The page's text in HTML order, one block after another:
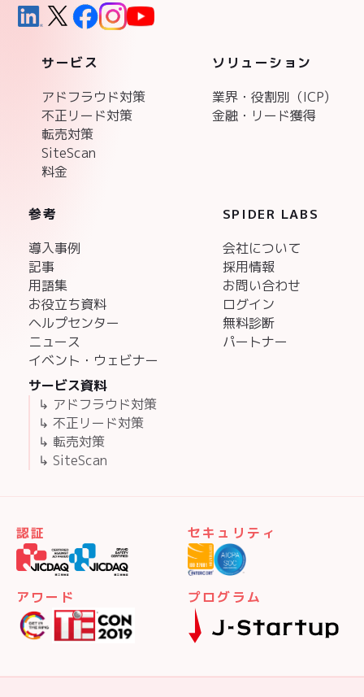
サービス
アドフラウド対策
不正リード対策
転売対策
SiteScan
料金
ソリューション
業界・役割別（ICP)
金融・リード獲得
参考
導入事例
記事
用語集
お役立ち資料
ヘルプセンター
ニュース
イベント・ウェビナー
サービス資料
↳ アドフラウド対策
↳ 不正リード対策
↳ 転売対策
↳ SiteScan
SPIDER LABS
会社について
採用情報
お問い合わせ
ログイン
無料診断
パートナー
認証 セキュリティ
アワード プログラム